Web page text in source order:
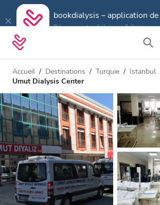
Réservez votre dialyse en 3 étapes
Accueil Destinations Turquie
Istanbul
Umut Dialysis Center